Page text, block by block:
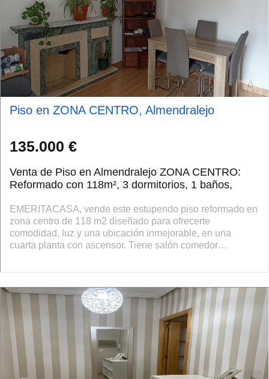
Piso en ZONA CENTRO, Almendralejo
135.000 €
Venta de Piso en Almendralejo ZONA CENTRO:
Reformado con 118m², 3 dormitorios, 1 baños,
EMERITACASA, vende este estupendo piso reformado en
zona centro de 118 m2 diseñado para ofrecerte
comodidad, luz y una ubicación inmejorable, en una
cuarta planta con ascensor. Tiene salón comedor